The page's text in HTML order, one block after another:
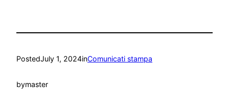
PostedJuly 1, 2024inComunicati stampa
bymaster